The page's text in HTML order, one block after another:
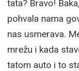
tata? Bravo!
pohvala nama
nas usmerava.
mrežu i kada
tatom auto i to